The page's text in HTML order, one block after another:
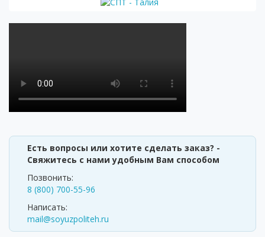
Есть вопросы или хотите сделать заказ? -
Свяжитесь с нами удобным Вам способом
Позвонить:
8 (800) 700-55-96
Написать:
mail@soyuzpoliteh.ru